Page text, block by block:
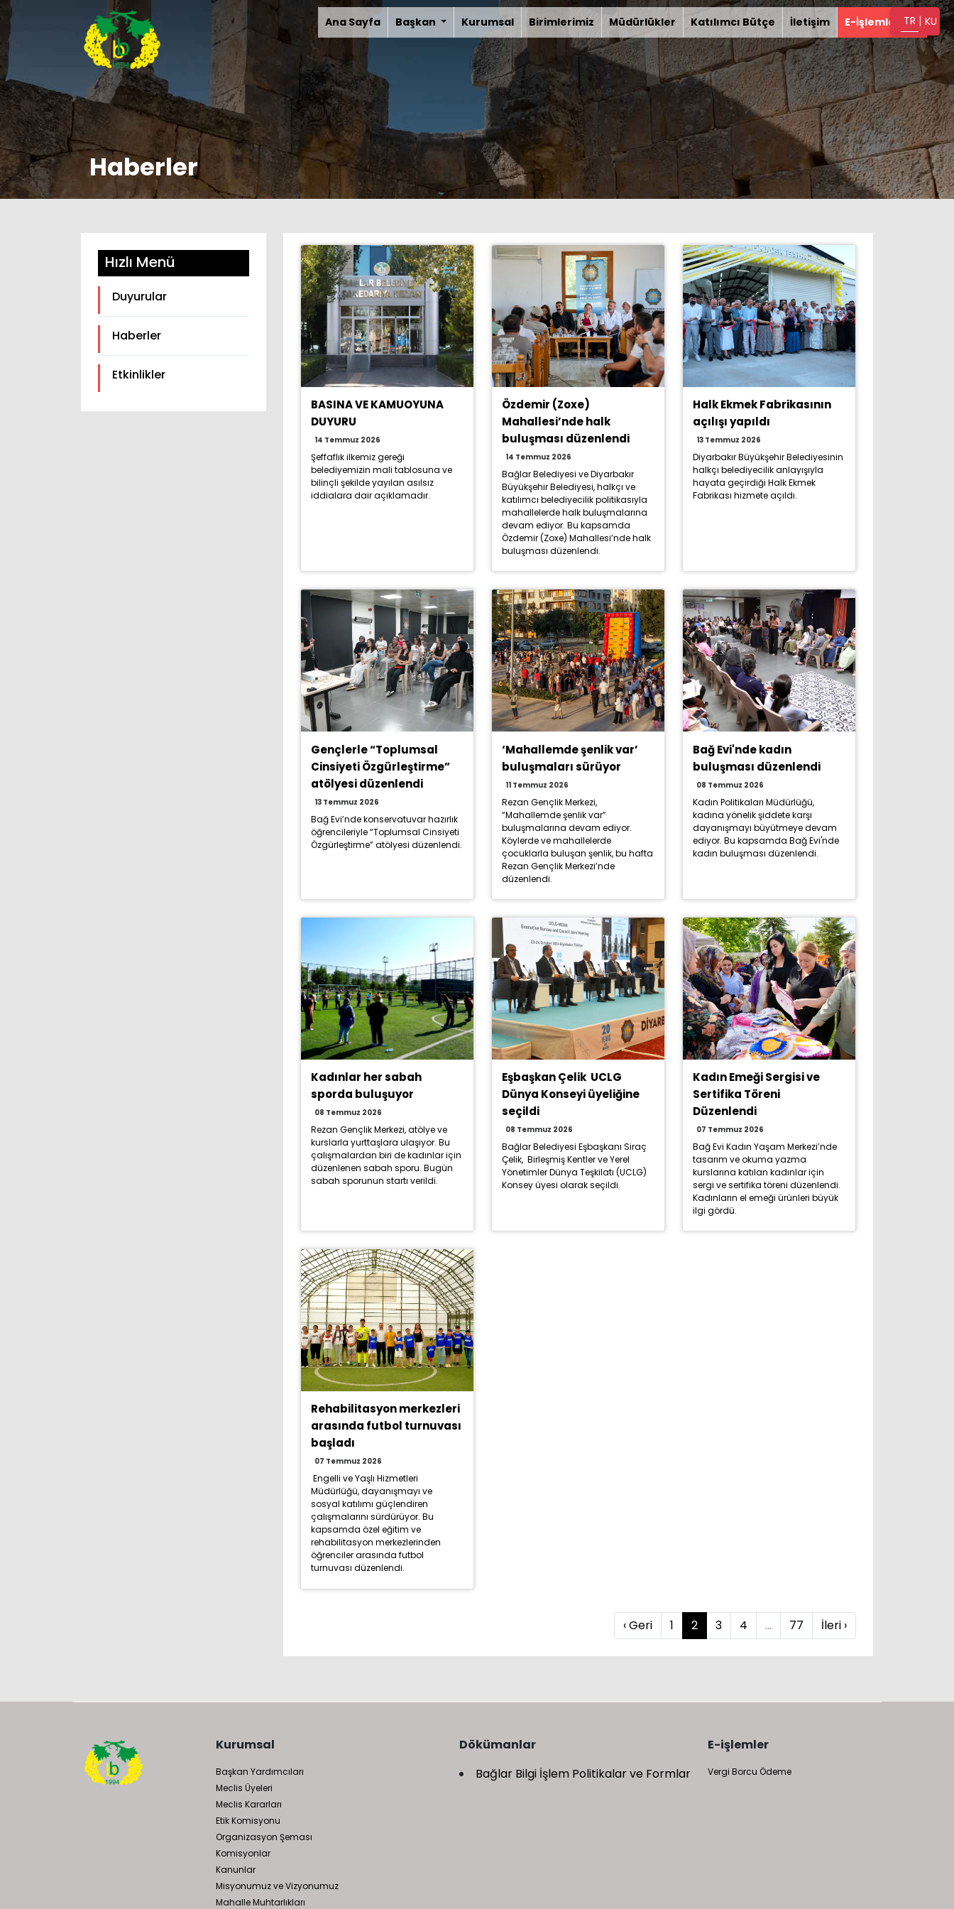
TR | KU
Ana Sayfa Başkan Kurumsal Birimlerimiz Müdürlükler Katılımcı Bütçe İletişim E-İşlemler
Haberler
Hızlı Menü
Duyurular
Haberler
Etkinlikler
BASINA VE KAMUOYUNA
DUYURU
14 Temmuz 2026
Şeffaflık ilkemiz gereği
belediyemizin mali tablosuna ve
bilinçli şekilde yayılan asılsız
iddialara dair açıklamadır.
Özdemir (Zoxe)
Mahallesi’nde halk
buluşması düzenlendi
14 Temmuz 2026
Bağlar Belediyesi ve Diyarbakır
Büyükşehir Belediyesi, halkçı ve
katılımcı belediyecilik politikasıyla
mahallelerde halk buluşmalarına
devam ediyor. Bu kapsamda
Özdemir (Zoxe) Mahallesi’nde halk
buluşması düzenlendi.
Halk Ekmek Fabrikasının
açılışı yapıldı
13 Temmuz 2026
Diyarbakır Büyükşehir Belediyesinin
halkçı belediyecilik anlayışıyla
hayata geçirdiği Halk Ekmek
Fabrikası hizmete açıldı.
Gençlerle “Toplumsal
Cinsiyeti Özgürleştirme”
atölyesi düzenlendi
13 Temmuz 2026
Bağ Evi’nde konservatuvar hazırlık
öğrencileriyle “Toplumsal Cinsiyeti
Özgürleştirme” atölyesi düzenlendi.
‘Mahallemde şenlik var’
buluşmaları sürüyor
11 Temmuz 2026
Rezan Gençlik Merkezi,
“Mahallemde şenlik var”
buluşmalarına devam ediyor.
Köylerde ve mahallelerde
çocuklarla buluşan şenlik, bu hafta
Rezan Gençlik Merkezi’nde
düzenlendi.
Bağ Evi'nde kadın
buluşması düzenlendi
08 Temmuz 2026
Kadın Politikaları Müdürlüğü,
kadına yönelik şiddete karşı
dayanışmayı büyütmeye devam
ediyor. Bu kapsamda Bağ Evi'nde
kadın buluşması düzenlendi.
Kadınlar her sabah
sporda buluşuyor
08 Temmuz 2026
Rezan Gençlik Merkezi, atölye ve
kurslarla yurttaşlara ulaşıyor. Bu
çalışmalardan biri de kadınlar için
düzenlenen sabah sporu. Bugün
sabah sporunun startı verildi.
Eşbaşkan Çelik UCLG
Dünya Konseyi üyeliğine
seçildi
08 Temmuz 2026
Bağlar Belediyesi Eşbaşkanı Siraç
Çelik, Birleşmiş Kentler ve Yerel
Yönetimler Dünya Teşkilatı (UCLG)
Konsey üyesi olarak seçildi.
Kadın Emeği Sergisi ve
Sertifika Töreni
Düzenlendi
07 Temmuz 2026
Bağ Evi Kadın Yaşam Merkezi’nde
tasarım ve okuma yazma
kurslarına katılan kadınlar için
sergi ve sertifika töreni düzenlendi.
Kadınların el emeği ürünleri büyük
ilgi gördü.
Rehabilitasyon merkezleri
arasında futbol turnuvası
başladı
07 Temmuz 2026
Engelli ve Yaşlı Hizmetleri
Müdürlüğü, dayanışmayı ve
sosyal katılımı güçlendiren
çalışmalarını sürdürüyor. Bu
kapsamda özel eğitim ve
rehabilitasyon merkezlerinden
öğrenciler arasında futbol
turnuvası düzenlendi.
‹ Geri 1 2 3 4 ... 77 İleri ›
Kurumsal
Başkan Yardımcıları
Meclis Üyeleri
Meclis Kararları
Etik Komisyonu
Organizasyon Şeması
Komisyonlar
Kanunlar
Misyonumuz ve Vizyonumuz
Mahalle Muhtarlıkları
Dökümanlar
Bağlar Bilgi İşlem Politikalar ve Formlar
E-işlemler
Vergi Borcu Ödeme